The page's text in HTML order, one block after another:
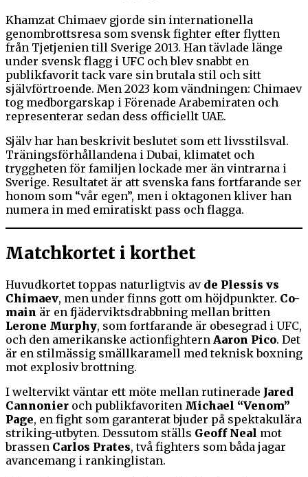
Khamzat Chimaev gjorde sin internationella
genombrottsresa som svensk fighter efter flytten
från Tjetjenien till Sverige 2013. Han tävlade länge
under svensk flagg i UFC och blev snabbt en
publikfavorit tack vare sin brutala stil och sitt
självförtroende. Men 2023 kom vändningen: Chimaev
tog medborgarskap i Förenade Arabemiraten och
representerar sedan dess officiellt UAE.
Själv har han beskrivit beslutet som ett livsstilsval.
Träningsförhållandena i Dubai, klimatet och
tryggheten för familjen lockade mer än vintrarna i
Sverige. Resultatet är att svenska fans fortfarande ser
honom som “vår egen”, men i oktagonen kliver han
numera in med emiratiskt pass och flagga.
Matchkortet i korthet
Huvudkortet toppas naturligtvis av de Plessis vs
Chimaev, men under finns gott om höjdpunkter. Co-
main är en fjäderviktsdrabbning mellan britten
Lerone Murphy, som fortfarande är obesegrad i UFC,
och den amerikanske actionfightern Aaron Pico. Det
är en stilmässig smällkaramell med teknisk boxning
mot explosiv brottning.
I weltervikt väntar ett möte mellan rutinerade Jared
Cannonier och publikfavoriten Michael “Venom”
Page, en fight som garanterat bjuder på spektakulära
striking-utbyten. Dessutom ställs Geoff Neal mot
brassen Carlos Prates, två fighters som båda jagar
avancemang i rankinglistan.